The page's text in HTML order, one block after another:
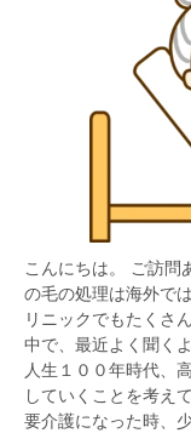
こんにちは。 ご訪問
の毛の処理は海外で
リニックでもたくさ
中で、最近よく聞く
人生１００年時代、
していくことを考え
要介護になった時、